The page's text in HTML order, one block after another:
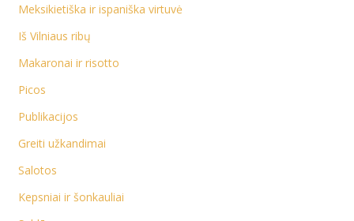
Meksikietiška ir ispaniška virtuvė
Iš Vilniaus ribų
Makaronai ir risotto
Picos
Publikacijos
Greiti užkandimai
Salotos
Kepsniai ir šonkauliai